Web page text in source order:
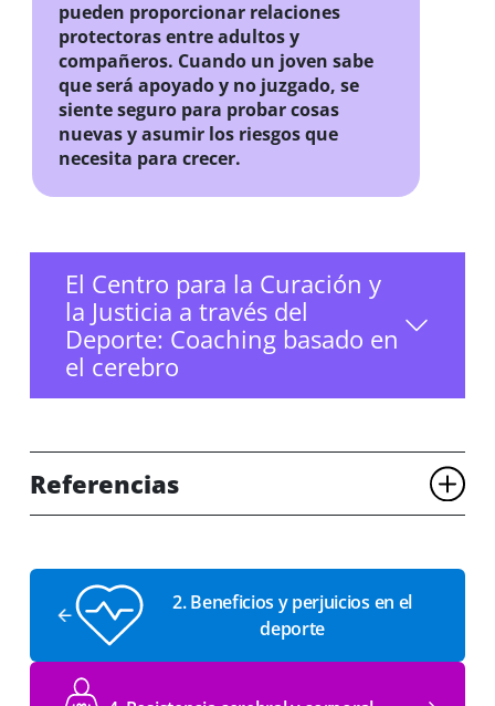
pueden proporcionar relaciones
protectoras entre adultos y
compañeros. Cuando un joven sabe
que será apoyado y no juzgado, se
siente seguro para probar cosas
nuevas y asumir los riesgos que
necesita para crecer.
El Centro para la Curación y
la Justicia a través del
Deporte: Coaching basado en
el cerebro
Referencias
2. Beneficios y perjuicios en el
deporte